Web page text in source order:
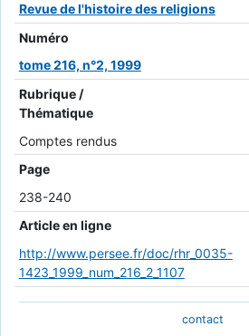
Revue de l'histoire des religions
Numéro
tome 216, n°2, 1999
Rubrique /
Thématique
Comptes rendus
Page
238-240
Article en ligne
http://www.persee.fr/doc/rhr_0035-
1423_1999_num_216_2_1107
contact